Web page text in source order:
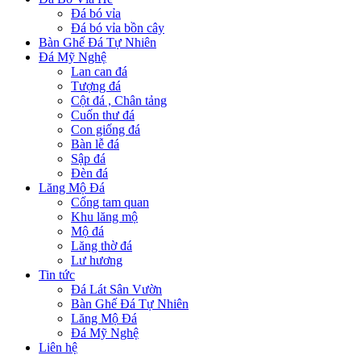
Đá bó vỉa
Đá bó vỉa bồn cây
Bàn Ghế Đá Tự Nhiên
Đá Mỹ Nghệ
Lan can đá
Tượng đá
Cột đá , Chân tảng
Cuốn thư đá
Con giống đá
Bàn lễ đá
Sập đá
Đèn đá
Lăng Mộ Đá
Cổng tam quan
Khu lăng mộ
Mộ đá
Lăng thờ đá
Lư hương
Tin tức
Đá Lát Sân Vườn
Bàn Ghế Đá Tự Nhiên
Lăng Mộ Đá
Đá Mỹ Nghệ
Liên hệ